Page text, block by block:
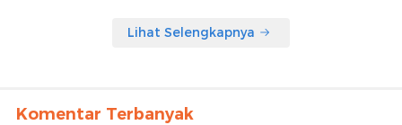
Lihat Selengkapnya
Komentar Terbanyak